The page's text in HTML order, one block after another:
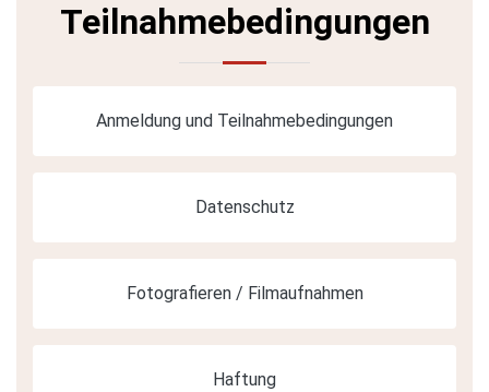
Teilnahmebedingungen
Anmeldung und Teilnahmebedingungen
Datenschutz
Fotografieren / Filmaufnahmen
Haftung